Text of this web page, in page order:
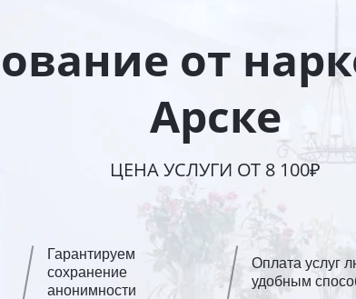
от
Арске
ЦЕНА УСЛУГИ ОТ 8 100₽
Гарантируем
сохранение
анонимности
Оплата услуг
удобным